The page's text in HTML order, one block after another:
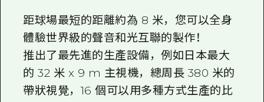
距球場最短的距離約為 8 米，您可以全身
體驗世界級的聲音和光互聯的製作！
推出了最先進的生產設備，例如日本最大
的 32 米 x 9 m 主視機，總周長 380 米的
帶狀視覺，16 個可以用多種方式生產的比